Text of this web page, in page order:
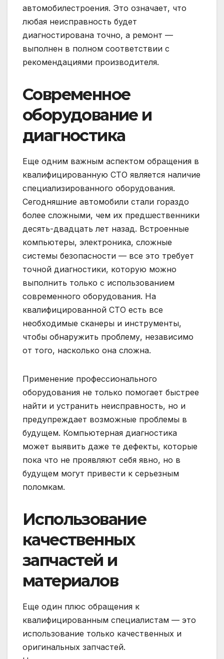
автомобилестроения. Это означает, что
любая неисправность будет
диагностирована точно, а ремонт —
выполнен в полном соответствии с
рекомендациями производителя.
Современное
оборудование и
диагностика
Еще одним важным аспектом обращения в
квалифицированную СТО является наличие
специализированного оборудования.
Сегодняшние автомобили стали гораздо
более сложными, чем их предшественники
десять-двадцать лет назад. Встроенные
компьютеры, электроника, сложные
системы безопасности — все это требует
точной диагностики, которую можно
выполнить только с использованием
современного оборудования. На
квалифицированной СТО есть все
необходимые сканеры и инструменты,
чтобы обнаружить проблему, независимо
от того, насколько она сложна.
Применение профессионального
оборудования не только помогает быстрее
найти и устранить неисправность, но и
предупреждает возможные проблемы в
будущем. Компьютерная диагностика
может выявить даже те дефекты, которые
пока что не проявляют себя явно, но в
будущем могут привести к серьезным
поломкам.
Использование
качественных
запчастей и
материалов
Еще один плюс обращения к
квалифицированным специалистам — это
использование только качественных и
оригинальных запчастей.